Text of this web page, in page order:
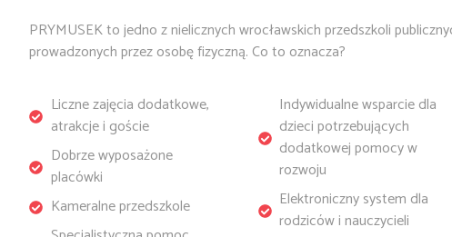
PRYMUSEK to jedno z nielicznych wrocławskich przedszkoli
prowadzonych przez osobę fizyczną. Co to oznacza?
Liczne zajęcia dodatkowe,
atrakcje i goście
Dobrze wyposażone
placówki
Kameralne przedszkole
Indywidualne wsparcie dla
dzieci potrzebujących
dodatkowej pomocy w
rozwoju
Elektroniczny system dla
rodziców i nauczycieli